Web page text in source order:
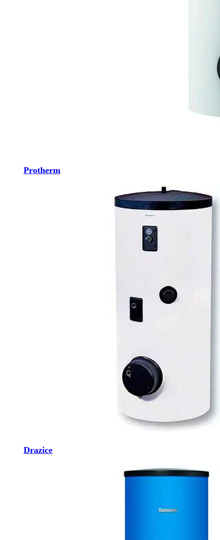
Protherm
Drazice